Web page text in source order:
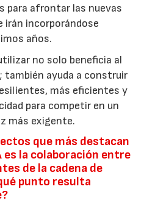
para afrontar las nuevas
irán incorporándose
años.
no solo beneficia al
también ayuda a construir
más eficientes y
para competir en un
más exigente.
que más destacan
es la colaboración entre
de la cadena de
punto resulta